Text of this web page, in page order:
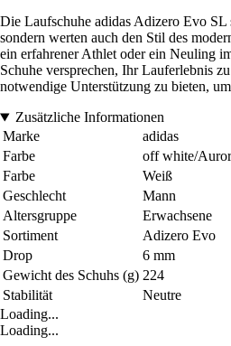
Die Laufschuhe adidas Adizero Evo SL
sondern werten auch den Stil des
ein erfahrener Athlet oder ein Neuling
Schuhe versprechen, Ihr Lauferlebnis
notwendige Unterstützung zu bieten,
Zusätzliche Informationen
Marke
adidas
Farbe
off white/
Farbe
Weiß
Geschlecht
Mann
Altersgruppe
Erwachsene
Sortiment
Adizero Evo
Drop
6 mm
Gewicht des Schuhs (g) 224
Stabilität
Neutre
Loading...
Loading...